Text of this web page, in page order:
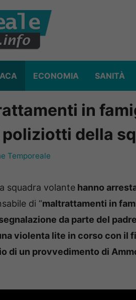
ECONOMIA SANITÀ
in
della
Temporeale
squadra volante hanno
di “maltrattamenti in
da parte del
violenta lite in corso con il
di un provvedimento di